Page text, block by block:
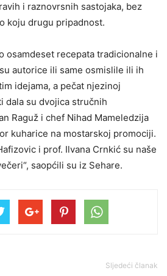
i raznovrsnih sastojaka, bez
koju drugu pripadnost.
osamdeset recepata tradicionalne i
autorice ili same osmislile ili ih
idejama, a pečat njezinoj
dala su dvojica stručnih
Raguž i chef Nihad Mameledzija
kuharice na mostarskoj promociji.
i prof. Ilvana Crnkić su naše
saopćili su iz Sehare.
Sljedeći članak